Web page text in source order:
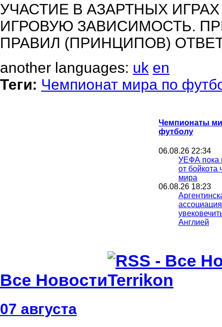
УЧАСТИЕ В АЗАРТНЫХ
ИГРОВУЮ ЗАВИСИМОСТЬ.
ПРАВИЛ (ПРИНЦИПОВ)
another languages: uk en
Теги: Чемпионат мира по
Чемпионаты
футболу
06.08.26 22:34
УЕФА пока
от бойкота
мира
06.08.26 18:23
Англией
полиции
06.08.26 09:39
Все Новости
07 августа